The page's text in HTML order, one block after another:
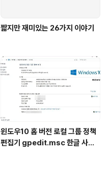
짧지만 재미있는 26가지 이야기
윈도우10 홈 버전 로컬 그룹 정책
편집기 gpedit.msc 한글 사용